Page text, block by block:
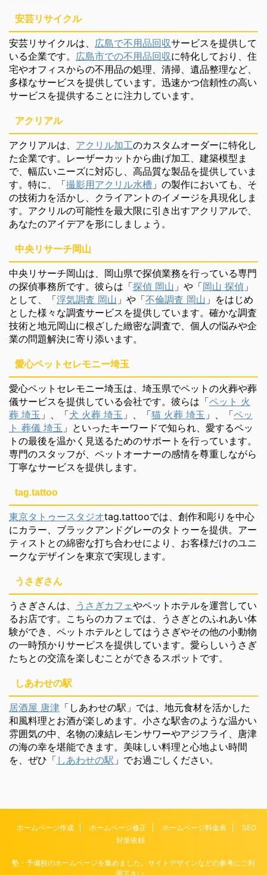
安芸リサイクル
安芸リサイクルは、 広島で不用品回収サービスを提供して
いる企業です。 広島市での不用品回収に特化しており、住
宅やオフィスからの不用品の処理、清掃、遺品整理など、
多様なサービスを提供しています。迅速かつ信頼性の高い
サービスを提供することに注力しています。
アクリアル
アクリアルは、 アクリル加工のカスタムオーダーに特化し
た企業です。レーザーカットから曲げ加工、建築模型ま
で、幅広いニーズに対応し、高品質な製品を提供していま
す。特に、「撮影用アクリル水槽 」の製作においても、そ
の技術力を活かし、クライアントのイメージを具現化しま
す。アクリルの可能性を最大限に引き出すアクリアルで、
あなたのアイデアを形にしましょう。
中央リサーチ岡山
中央リサーチ岡山は、岡山県で探偵業務を行っている専門
の探偵事務所です。彼らは「探偵 岡山 」や「岡山 探偵 」
として、「浮気調査 岡山 」や「不倫調査 岡山 」をはじめ
とした様々な調査サービスを提供しています。確かな調査
技術と地元岡山に根ざした緻密な調査で、個人の悩みや企
業の問題解決に寄り添います。
愛心ペットセレモニー埼玉
愛心ペットセレモニー埼玉は、埼玉県でペットの火葬や葬
儀サービスを提供している会社です。彼らは「ペット 火
葬 埼玉 」、「犬 火葬 埼玉 」、「猫 火葬 埼玉 」、「ペッ
ト 葬儀 埼玉 」といったキーワードで知られ、愛するペッ
トの最後を温かく見送るためのサポートを行っています。
専門のスタッフが、ペットオーナーの感情を尊重しながら
丁寧なサービスを提供します。
tag.tattoo
東京タトゥースタジオtag.tattooでは、創作和彫りを中心
にカラー、ブラックアンドグレーのタトゥーを提供。アー
ティストとの綿密な打ち合わせにより、お客様だけのユニ
ークなデザインを東京で実現します。
うさぎさん
うさぎさんは、 うさぎカフェやペットホテルを運営してい
るお店です。こちらのカフェでは、うさぎとのふれあい体
験ができ、ペットホテルとしてはうさぎやその他の小動物
の一時預かりサービスを提供しています。愛らしいうさぎ
たちとの交流を楽しむことができるスポットです。
しあわせの駅
居酒屋 唐津 「しあわせの駅」では、地元食材を活かした
和風料理とお酒が楽しめます。小さな駅舎のような温かい
雰囲気の中、名物の凍結レモンサワーやアジフライ、唐津
の海の幸を堪能できます。美味しい料理と心地よい時間
を、ぜひ「 しあわせの駅 」でお過ごしください。
ホームページ作成 ホームページ修正 ホームページ料金表
SEO
対策依頼
塾・予備校のホームページを集めました。サイトデザインなどの参考にご利